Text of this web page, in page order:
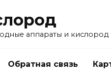
аппараты и кислород
Обратная связь